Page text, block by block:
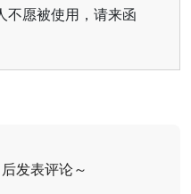
不愿被使用，请来函
后发表评论～